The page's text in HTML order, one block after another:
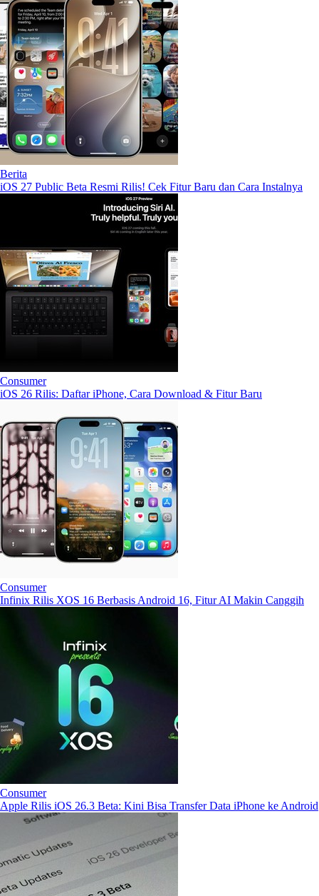
Berita
iOS 27 Public Beta Resmi Rilis! Cek Fitur Baru dan Cara Instalnya
Consumer
iOS 26 Rilis: Daftar iPhone, Cara Download & Fitur Baru
Consumer
Infinix Rilis XOS 16 Berbasis Android 16, Fitur AI Makin Canggih
Consumer
Apple Rilis iOS 26.3 Beta: Kini Bisa Transfer Data iPhone ke Android